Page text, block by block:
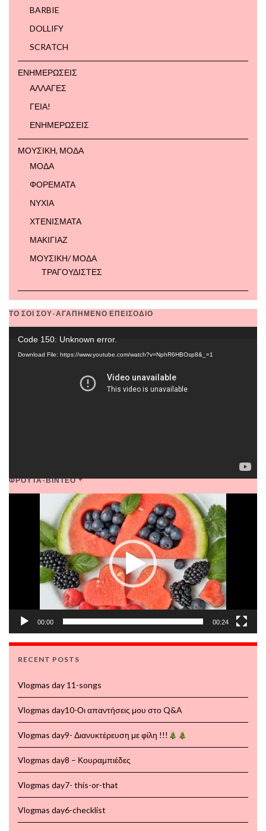
BARBIE
DOLLIFY
SCRATCH
ΕΝΗΜΕΡΩΣΕΙΣ
ΑΛΛΑΓΕΣ
ΓΕΙΑ!
ΕΝΗΜΕΡΩΣΕΙΣ
ΜΟΥΣΙΚΗ, ΜΟΔΑ
ΜΟΔΑ
ΦΟΡΕΜΑΤΑ
ΝΥΧΙΑ
ΧΤΕΝΙΣΜΑΤΑ
ΜΑΚΙΓΙΑΖ
ΜΟΥΣΙΚΗ/ ΜΟΔΑ
ΤΡΑΓΟΥΔΙΣΤΕΣ
ΤΟ ΣΟΙ ΣΟΥ-ΑΓΑΠΗΜΕΝΟ ΕΠΕΙΣΟΔΙΟ
Code 150: Unknown error.
Download File: https://www.youtube.com/watch?v=NphR6HBOsp8&_=1
ΦΡΟΥΤΑ-ΒΙΝΤΕΟ
00:00 00:24
RECENT POSTS
Vlogmas day 11-songs
Vlogmas day10-Οι απαντήσεις μου στο Q&A
Vlogmas day9- Διανυκτέρευση με φίλη !!!
Vlogmas day8 – Κουραμπιέδες
Vlogmas day7- this-or-that
Vlogmas day6-checklist